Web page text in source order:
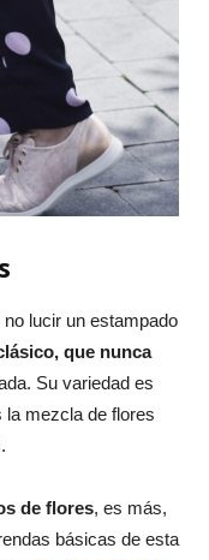
lucir un estampado
que nunca
Su variedad es
la mezcla de flores
de flores, es más,
básicas de esta